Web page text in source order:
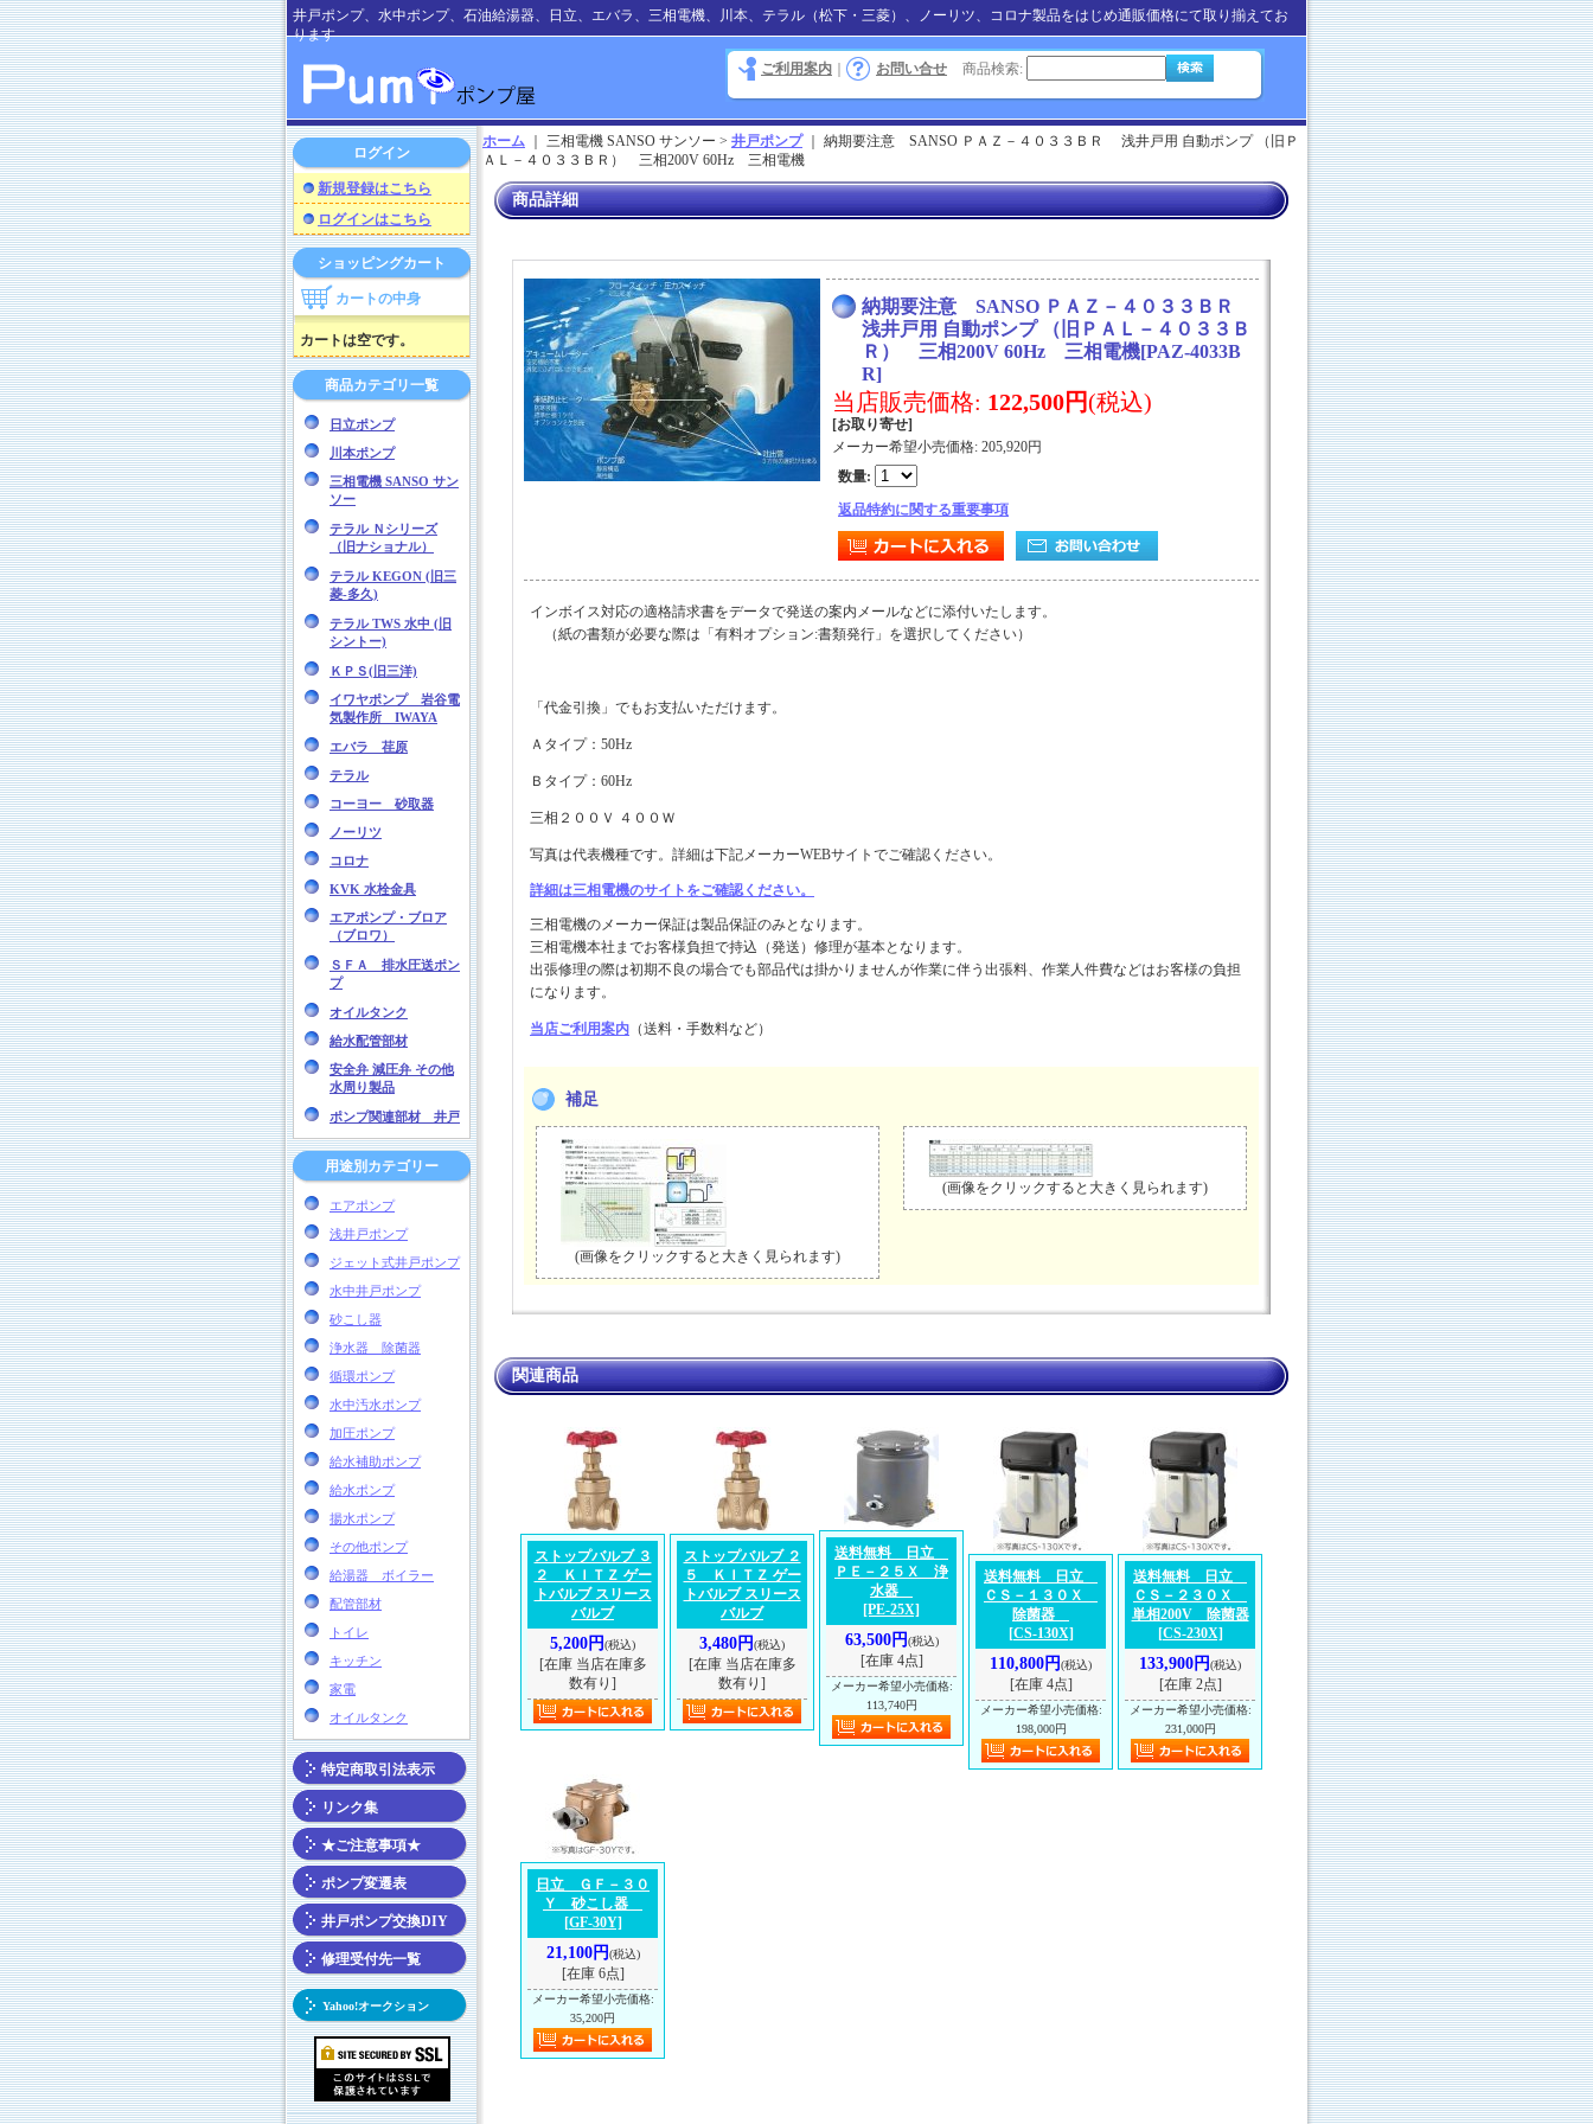
井戸ポンプ、水中ポンプ、石油給湯器、日立、エバラ、三相電機、川本、テラル（松下・三菱）、ノーリツ、コロナ製品をはじめ通販価格にて取り揃えてお
ります
ご利用案内 ｜ お問い合せ 商品検索:
ログイン
新規登録はこちら
ログインはこちら
ショッピングカート
カートの中身
カートは空です。
商品カテゴリ一覧
日立ポンプ
川本ポンプ
三相電機 SANSO サン
ソー
テラル Ｎシリーズ
（旧ナショナル）
テラル KEGON (旧三
菱-多久)
テラル TWS 水中 (旧
シントー)
ＫＰＳ(旧三洋)
イワヤポンプ 岩谷電
気製作所 IWAYA
エバラ 荏原
テラル
コーヨー 砂取器
ノーリツ
コロナ
KVK 水栓金具
エアポンプ・ブロア
（ブロワ）
ＳＦＡ 排水圧送ポン
プ
オイルタンク
給水配管部材
安全弁 減圧弁 その他
水周り製品
ポンプ関連部材 井戸
用途別カテゴリー
エアポンプ
浅井戸ポンプ
ジェット式井戸ポンプ
水中井戸ポンプ
砂こし器
浄水器 除菌器
循環ポンプ
水中汚水ポンプ
加圧ポンプ
給水補助ポンプ
給水ポンプ
揚水ポンプ
その他ポンプ
給湯器 ボイラー
配管部材
トイレ
キッチン
家電
オイルタンク
特定商取引法表示
リンク集
★ご注意事項★
ポンプ変遷表
井戸ポンプ交換DIY
修理受付先一覧
Yahoo!オークション
ホーム ｜ 三相電機 SANSO サンソー > 井戸ポンプ｜ 納期要注意 SANSO ＰＡＺ－４０３３ＢＲ 浅井戸用 自動ポンプ （旧Ｐ
ＡＬ－４０３３ＢＲ） 三相200V 60Hz 三相電機
商品詳細
納期要注意 SANSO ＰＡＺ－４０３３ＢＲ
浅井戸用 自動ポンプ （旧ＰＡＬ－４０３３Ｂ
Ｒ） 三相200V 60Hz 三相電機[PAZ-4033B
R]
当店販売価格: 122,500円(税込)
[お取り寄せ]
メーカー希望小売価格: 205,920円
数量:
返品特約に関する重要事項
インボイス対応の適格請求書をデータで発送の案内メールなどに添付いたします。
（紙の書類が必要な際は「有料オプション:書類発行」を選択してください）
「代金引換」でもお支払いただけます。
Ａタイプ：50Hz
Ｂタイプ：60Hz
三相２００Ｖ ４００Ｗ
写真は代表機種です。詳細は下記メーカーWEBサイトでご確認ください。
詳細は三相電機のサイトをご確認ください。
三相電機のメーカー保証は製品保証のみとなります。
三相電機本社までお客様負担で持込（発送）修理が基本となります。
出張修理の際は初期不良の場合でも部品代は掛かりませんが作業に伴う出張料、作業人件費などはお客様の負担
になります。
当店ご利用案内 （送料・手数料など）
補足
(画像をクリックすると大きく見られます)
(画像をクリックすると大きく見られます)
関連商品
ストップバルブ ３
２ ＫＩＴＺ ゲー
トバルブ スリース
バルブ
5,200円(税込)
[在庫 当店在庫多
数有り]
ストップバルブ ２
５ ＫＩＴＺ ゲー
トバルブ スリース
バルブ
3,480円(税込)
[在庫 当店在庫多
数有り]
送料無料 日立
ＰＥ－２５Ｘ 浄
水器
[PE-25X]
63,500円(税込)
[在庫 4点]
メーカー希望小売価格:
113,740円
送料無料 日立
ＣＳ－１３０Ｘ
除菌器
[CS-130X]
110,800円(税込)
[在庫 4点]
メーカー希望小売価格:
198,000円
送料無料 日立
ＣＳ－２３０Ｘ
単相200V 除菌器
[CS-230X]
133,900円(税込)
[在庫 2点]
メーカー希望小売価格:
231,000円
日立 ＧＦ－３０
Ｙ 砂こし器
[GF-30Y]
21,100円(税込)
[在庫 6点]
メーカー希望小売価格:
35,200円